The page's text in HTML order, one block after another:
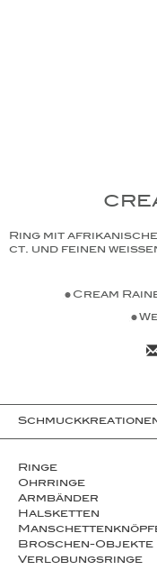
Ring mit
ct. und feinen
Cream
Ringe
Ohrringe
Armbänder
Halsketten
Broschen-Objekte
Ver­lo­bungs­­ringe